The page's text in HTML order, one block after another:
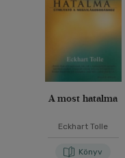
A most hatalma
Eckhart Tolle
Könyv